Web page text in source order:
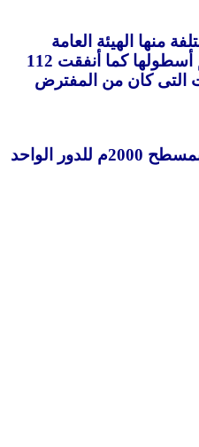
إجمالية بلغت 3 مليار جنيه لجهات إسناد مختلفة منها الهيئة العامة
للطرق والكبارى والسكة الحديد ومينائى الإسكندرية ودمياط والقوات المسلحة لافتا الى انه تم انفاق 50 مليون جنيه فى شراء معدات جديدة لتدعيم أسطولها كما أنفقت 112
التى كان من المفترض
أشار رئيس ” إنشاء الطرق ” إلى أن الشركة تستعد للإنتقال للمبنى الإدارى الجديد بالهايكستب الأسبوع القادم وهو عبارة عن بدروم و3 أدوار علوية بمسطح 2000م للدور الواحد